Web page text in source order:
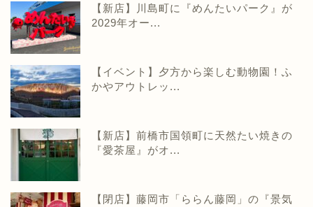
【新店】川島町に『めんたいパーク』が
2029年オー...
【イベント】夕方から楽しむ動物園！ふ
かやアウトレッ...
【新店】前橋市国領町に天然たい焼きの
『愛茶屋』がオ...
【閉店】藤岡市「ららん藤岡」の『景気